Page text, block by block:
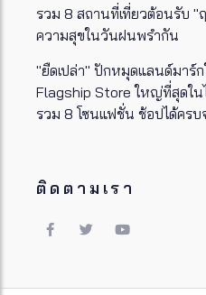
รวม 8 สถานที่เที่ยวต้อนรับ "
ความสุขในวันฝนพรำกัน
"ยืดเปล่า" ปักหมุดแลนด์มาร์ก
Flagship Store ใหญ่ที่สุดใ
รวม 8 โซนแฟชั่น ช้อปได้ครบ
ติดตามเรา